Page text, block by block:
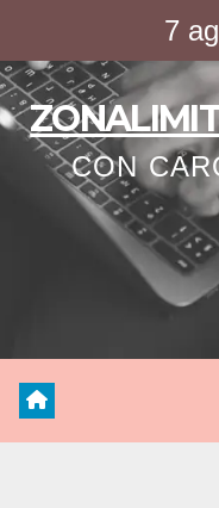
contenido
7
CON